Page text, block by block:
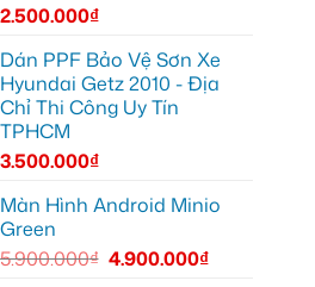
2.500.000₫
Dán PPF Bảo Vệ Sơn Xe
Hyundai Getz 2010 - Địa
Chỉ Thi Công Uy Tín
TPHCM
3.500.000₫
Màn Hình Android Minio
Green
5.900.000₫ 4.900.000₫